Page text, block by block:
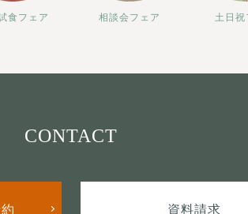
食フェア 相談会フェア 土日祝
CONTACT
資料請求